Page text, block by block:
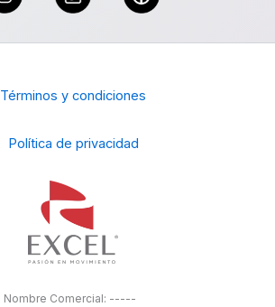
Términos y condiciones
Política de privacidad
Nombre Comercial: -----